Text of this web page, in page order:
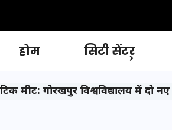
होम सिटी सेंटर
मीट: गोरखपुर विश्वविद्यालय में दो